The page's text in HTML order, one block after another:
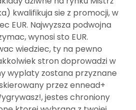
kwalifikuja sie z promocji, w
EUR. Najwyzsza podwojna
wynosi sto EUR.
wiedziec, ty na pewno
stron doprowadzi w
wyplaty zostana przyznane
przez ennead+
jestes chroniony